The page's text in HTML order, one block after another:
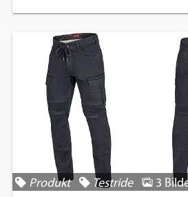
Produkt Testride 3